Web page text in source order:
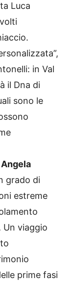
Luca
in Val
il Dna di
sono le
grado di
estreme
Un viaggio
prime fasi